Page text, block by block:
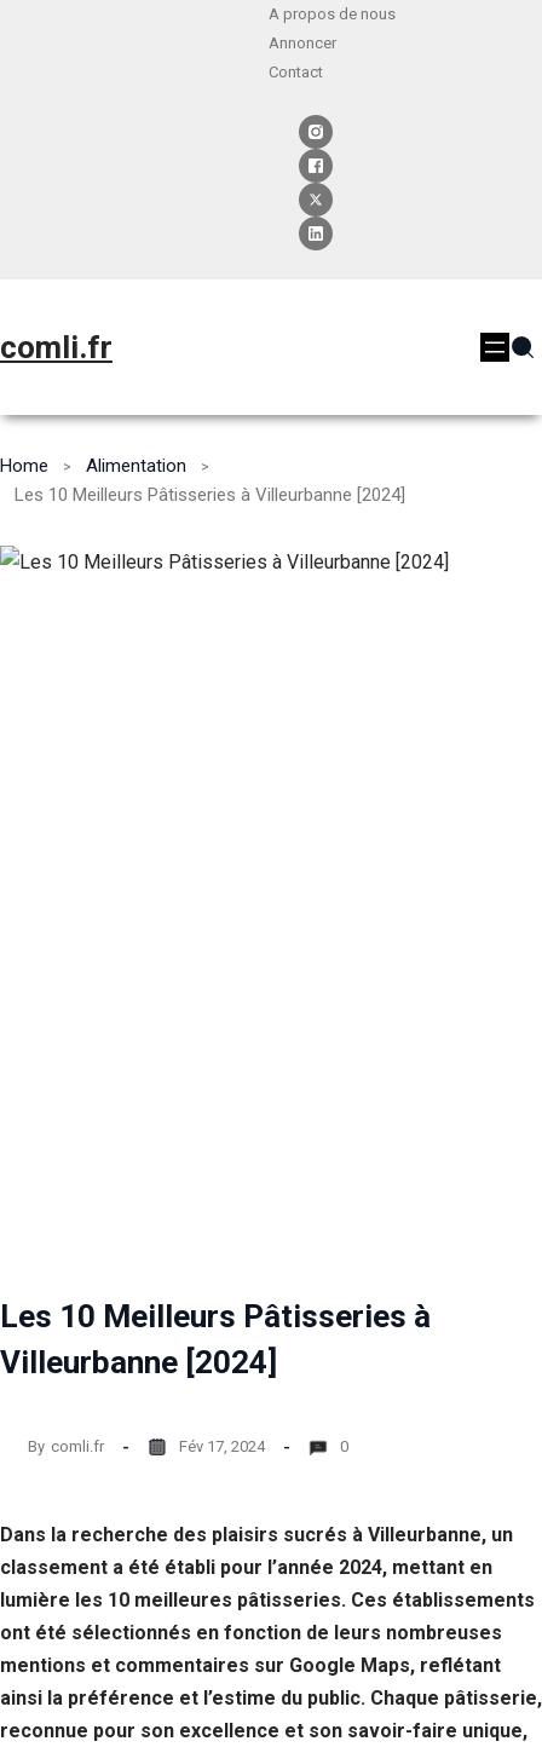
A propos de nous
Annoncer
Contact
comli.fr
Home
Alimentation
Les 10 Meilleurs Pâtisseries à Villeurbanne [2024]
Les 10 Meilleurs Pâtisseries à
Villeurbanne [2024]
By comli.fr Fév 17, 2024 0
Dans la recherche des plaisirs sucrés à Villeurbanne, un
classement a été établi pour l’année 2024, mettant en
lumière les 10 meilleures pâtisseries. Ces établissements
ont été sélectionnés en fonction de leurs nombreuses
mentions et commentaires sur Google Maps, reflétant
ainsi la préférence et l’estime du public. Chaque pâtisserie,
reconnue pour son excellence et son savoir-faire unique,